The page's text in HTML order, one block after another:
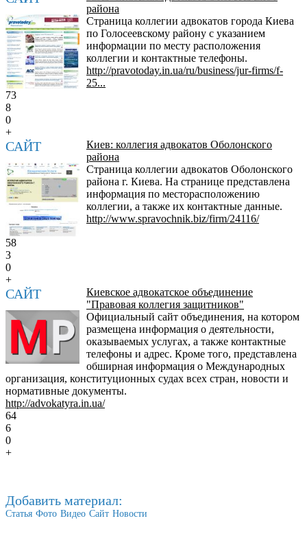
района
Страница коллегии адвокатов города Киева
по Голосеевскому району с указанием
информации по месту расположения
коллегии и контактные телефоны.
http://pravotoday.in.ua/ru/business/jur-firms/f-
25...
73
8
0
+
САЙТ
Киев: коллегия адвокатов Оболонского
района
Страница коллегии адвокатов Оболонского
района г. Киева. На странице представлена
информация по месторасположению
коллегии, а также их контактные данные.
http://www.spravochnik.biz/firm/24116/
58
3
0
+
САЙТ
Киевское адвокатское объединение
"Правовая коллегия защитников"
Официальный сайт объединения, на котором
размещена информация о деятельности,
оказываемых услугах, а также контактные
телефоны и адрес. Кроме того, представлена
обширная информация о Международных
организация, конституционных судах всех стран, новости и
нормативные документы.
http://advokatyra.in.ua/
64
6
0
+
Добавить материал:
Статья Фото Видео Сайт Новости